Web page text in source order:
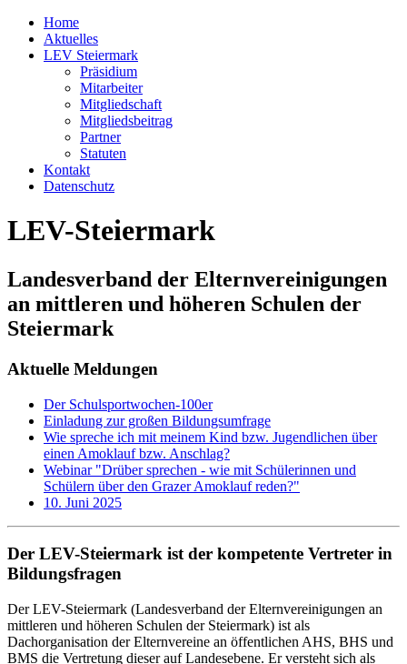
Home
Aktuelles
LEV Steiermark
Präsidium
Mitarbeiter
Mitgliedschaft
Mitgliedsbeitrag
Partner
Statuten
Kontakt
Datenschutz
LEV-Steiermark
Landesverband der Elternvereinigungen
an mittleren und höheren Schulen der
Steiermark
Aktuelle Meldungen
Der Schulsportwochen-100er
Einladung zur großen Bildungsumfrage
Wie spreche ich mit meinem Kind bzw. Jugendlichen über
einen Amoklauf bzw. Anschlag?
Webinar "Drüber sprechen - wie mit Schülerinnen und
Schülern über den Grazer Amoklauf reden?"
10. Juni 2025
Der LEV-Steiermark ist der kompetente Vertreter in
Bildungsfragen
Der LEV-Steiermark (Landesverband der Elternvereinigungen an
mittleren und höheren Schulen der Steiermark) ist als
Dachorganisation der Elternvereine an öffentlichen AHS, BHS und
BMS die Vertretung dieser auf Landesebene. Er versteht sich als